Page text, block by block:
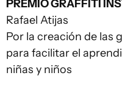
PREMIO GRAFFITI
Rafael Atijas
Por la creación de las
para facilitar el
niñas y niños